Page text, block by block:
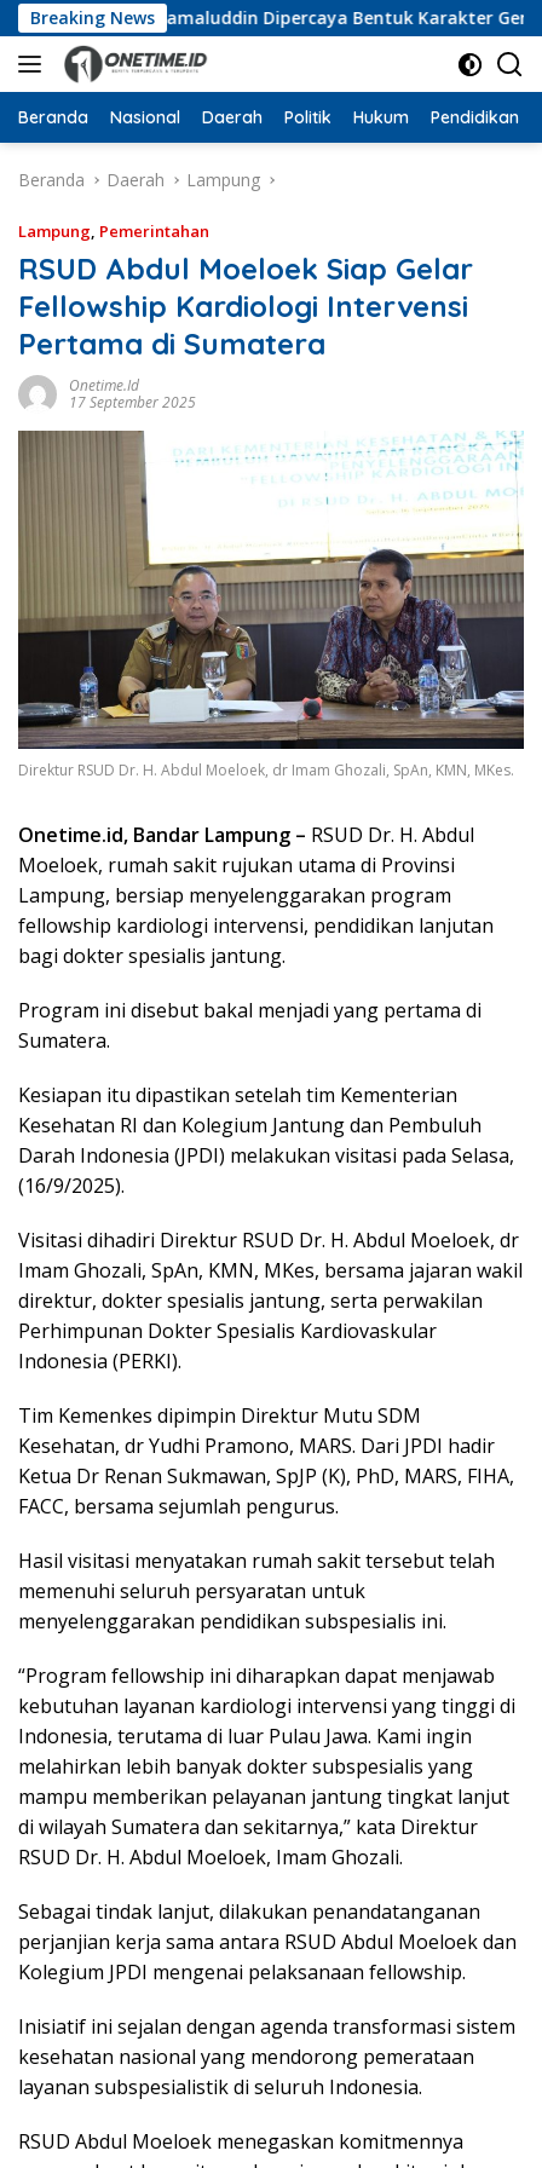
Langsung
ke
konten
Breaking News
Wan Jamaluddin Dipercaya Bentuk Karakter Generasi
Beranda Nasional Daerah Politik Hukum Pendidikan
Beranda Daerah Lampung
Lampung, Pemerintahan
RSUD Abdul Moeloek Siap Gelar
Fellowship Kardiologi Intervensi
Pertama di Sumatera
Onetime.id
17 September 2025
Direktur RSUD Dr. H. Abdul Moeloek, dr Imam Ghozali, SpAn, KMN, MKes.
Onetime.id, Bandar Lampung – RSUD Dr. H. Abdul
Moeloek, rumah sakit rujukan utama di Provinsi
Lampung, bersiap menyelenggarakan program
fellowship kardiologi intervensi, pendidikan lanjutan
bagi dokter spesialis jantung.
Program ini disebut bakal menjadi yang pertama di
Sumatera.
Kesiapan itu dipastikan setelah tim Kementerian
Kesehatan RI dan Kolegium Jantung dan Pembuluh
Darah Indonesia (JPDI) melakukan visitasi pada Selasa,
(16/9/2025).
Visitasi dihadiri Direktur RSUD Dr. H. Abdul Moeloek, dr
Imam Ghozali, SpAn, KMN, MKes, bersama jajaran wakil
direktur, dokter spesialis jantung, serta perwakilan
Perhimpunan Dokter Spesialis Kardiovaskular
Indonesia (PERKI).
Tim Kemenkes dipimpin Direktur Mutu SDM
Kesehatan, dr Yudhi Pramono, MARS. Dari JPDI hadir
Ketua Dr Renan Sukmawan, SpJP (K), PhD, MARS, FIHA,
FACC, bersama sejumlah pengurus.
Hasil visitasi menyatakan rumah sakit tersebut telah
memenuhi seluruh persyaratan untuk
menyelenggarakan pendidikan subspesialis ini.
“Program fellowship ini diharapkan dapat menjawab
kebutuhan layanan kardiologi intervensi yang tinggi di
Indonesia, terutama di luar Pulau Jawa. Kami ingin
melahirkan lebih banyak dokter subspesialis yang
mampu memberikan pelayanan jantung tingkat lanjut
di wilayah Sumatera dan sekitarnya,” kata Direktur
RSUD Dr. H. Abdul Moeloek, Imam Ghozali.
Sebagai tindak lanjut, dilakukan penandatanganan
perjanjian kerja sama antara RSUD Abdul Moeloek dan
Kolegium JPDI mengenai pelaksanaan fellowship.
Inisiatif ini sejalan dengan agenda transformasi sistem
kesehatan nasional yang mendorong pemerataan
layanan subspesialistik di seluruh Indonesia.
RSUD Abdul Moeloek menegaskan komitmennya